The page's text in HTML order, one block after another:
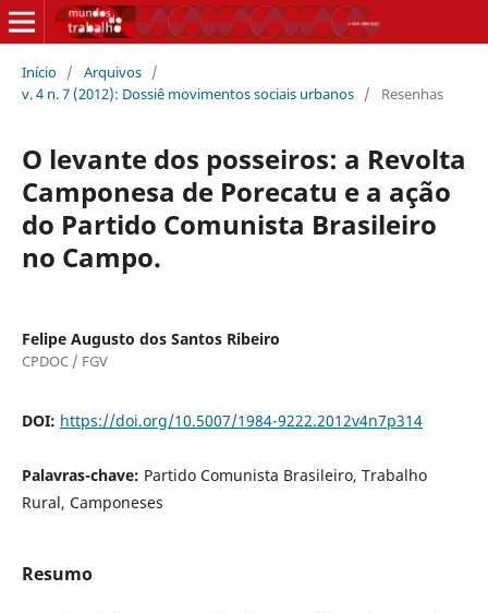
Início / Arquivos /
v. 4 n. 7 (2012): Dossiê movimentos sociais urbanos / Resenhas
O levante dos posseiros: a Revolta
Camponesa de Porecatu e a ação
do Partido Comunista Brasileiro
no Campo.
Felipe Augusto dos Santos Ribeiro
CPDOC / FGV
DOI: https://doi.org/10.5007/1984-9222.2012v4n7p314
Palavras-chave: Partido Comunista Brasileiro, Trabalho
Rural, Camponeses
Resumo